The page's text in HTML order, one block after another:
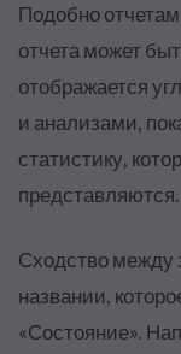
Подобно
отчета может
отображается
и анализами,
статистику,
представляются.
Сходство между
названии,
«Состояние».